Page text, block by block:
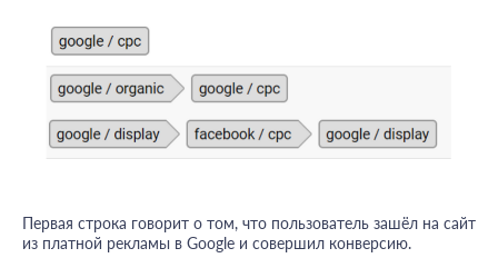
Первая строка говорит о том, что пользователь зашёл на сайт
из платной рекламы в Google и совершил конверсию.